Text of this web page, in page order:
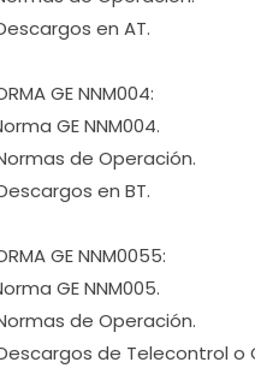
en AT.
GE NNM004:
GE NNM004.
de Operación.
en BT.
GE NNM0055:
GE NNM005.
de Operación.
de Telecontrol o